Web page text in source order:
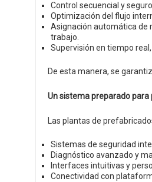
Control secuencial y
Optimización del flujo
Asignación automática de
trabajo.
Supervisión en tiempo
De esta manera, se
Un sistema preparado
Las plantas de
Sistemas de seguridad
Diagnóstico avanzado y
Interfaces intuitivas y
Conectividad con